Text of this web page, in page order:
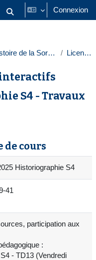
Activer/désactiver la saisie
Connexion
École d'histoire de la Sorbonne Licences
interactifs
S4 - Travaux
de cours
Historiographie S4
41
participation aux
:
- TD13 (Vendredi